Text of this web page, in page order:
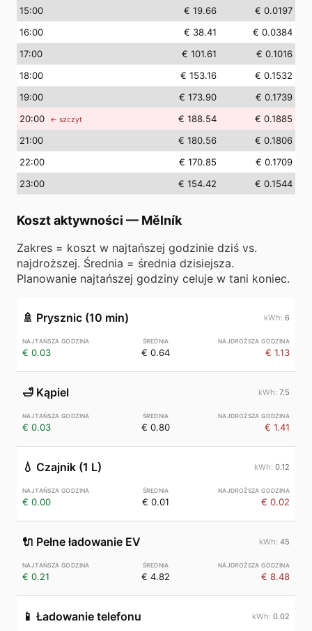
15:00 € 19.66
€ 0.0197
16:00 € 38.41
€ 0.0384
17:00 € 101.61
€ 0.1016
18:00 € 153.16
€ 0.1532
19:00 € 173.90
€ 0.1739
20:00 ← szczyt € 188.54
€ 0.1885
21:00 € 180.56
€ 0.1806
22:00 € 170.85
€ 0.1709
23:00 € 154.42 € 0.1544
Koszt aktywności — Mělník
Zakres = koszt w najtańszej godzinie dziś vs.
najdroższej. Średnia = średnia dzisiejsza.
Planowanie najtańszej godziny celuje w tani koniec.
🚿 Prysznic (10 min) 6
€ 0.03 € 0.64 € 1.13
🛁 Kąpiel 7.5
€ 0.03 € 0.80 € 1.41
💧 Czajnik (1 L) 0.12
€ 0.00 € 0.01 € 0.02
🔌 Pełne ładowanie EV 45
€ 0.21 € 4.82 € 8.48
📱 Ładowanie telefonu 0.02